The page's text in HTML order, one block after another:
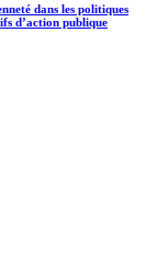
dans les politiques
d’action publique